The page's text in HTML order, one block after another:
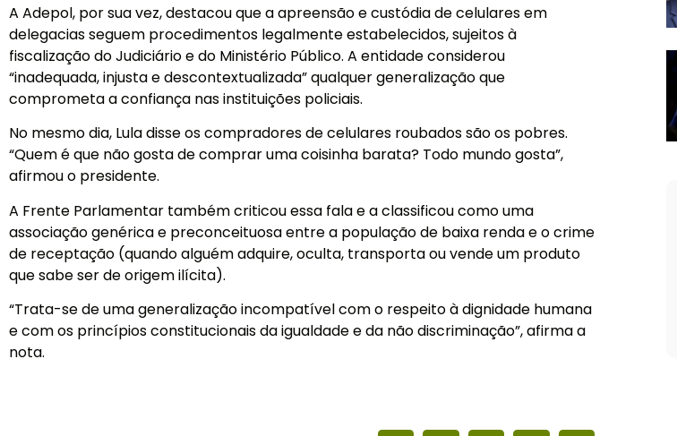
A Adepol, por sua vez, destacou que a apreensão e custódia de celulares em
delegacias seguem procedimentos legalmente estabelecidos, sujeitos à
fiscalização do Judiciário e do Ministério Público. A entidade considerou
“inadequada, injusta e descontextualizada” qualquer generalização que
comprometa a confiança nas instituições policiais.
No mesmo dia, Lula disse os compradores de celulares roubados são os pobres.
“Quem é que não gosta de comprar uma coisinha barata? Todo mundo gosta”,
afirmou o presidente.
A Frente Parlamentar também criticou essa fala e a classificou como uma
associação genérica e preconceituosa entre a população de baixa renda e o crime
de receptação (quando alguém adquire, oculta, transporta ou vende um produto
que sabe ser de origem ilícita).
“Trata-se de uma generalização incompatível com o respeito à dignidade humana
e com os princípios constitucionais da igualdade e da não discriminação”, afirma a
nota.